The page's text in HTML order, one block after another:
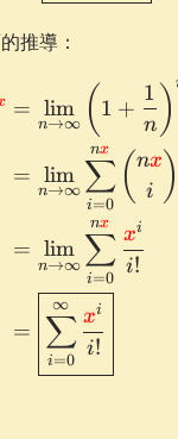
推導：
=
n→∞
lim ( 1 +
n
1 )
=
n→∞
lim
i=0
∑
nx ( i
nx )
=
n→∞
lim
i=0
∑
nx
i!
xi
=
i=0
∑
∞
i!
xi